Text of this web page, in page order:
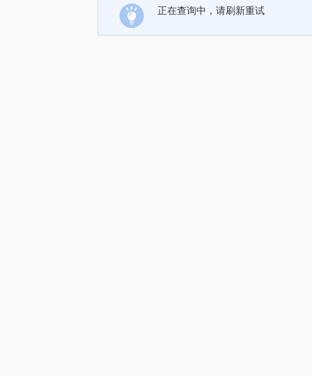
正在查询中，请刷新重试